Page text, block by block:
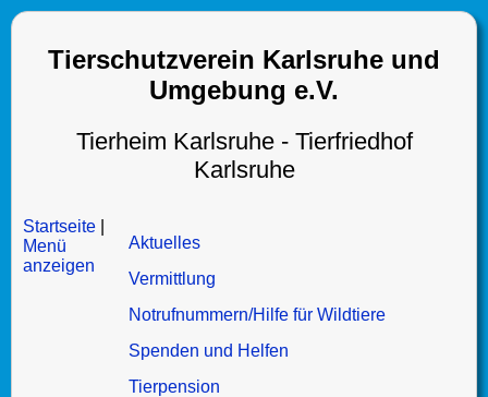
Tierschutzverein Karlsruhe und
Umgebung e.V.
Tierheim Karlsruhe - Tierfriedhof
Karlsruhe
Startseite
Menü
anzeigen
Aktuelles
Vermittlung
Notrufnummern/Hilfe für Wildtiere
Spenden und Helfen
Tierpension